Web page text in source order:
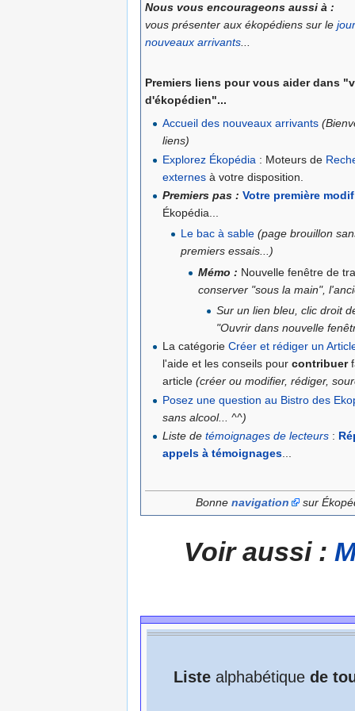
Nous vous encourageons aussi à :
vous présenter aux ékopédiens sur le
nouveaux arrivants...
Premiers liens pour vous aider dans
d'ékopédien"...
Accueil des nouveaux arrivants
liens)
Explorez Ékopédia : Moteurs de
externes à votre disposition.
Premiers pas : Votre première
Ékopédia...
Le bac à sable (page brouillon
premiers essais...)
Mémo : Nouvelle fenêtre de
conserver "sous la main",
Sur un lien bleu, clic droit
"Ouvrir dans nouvelle
La catégorieCréer et rédiger un
l'aide et les conseils pourcontribuer
article(créer ou modifier, rédiger,
Posez une question au Bistro des
sans alcool... ^^)
Liste detémoignages de lecteurs :
appels à témoignages
Bonne navigation sur
Voir aussi :
Liste alphabétique de